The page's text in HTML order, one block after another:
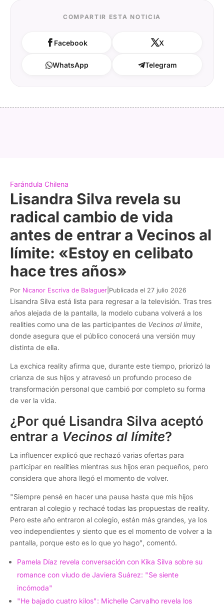
COMPARTIR ESTA NOTICIA
Facebook X
WhatsApp Telegram
Farándula Chilena
Lisandra Silva revela su
radical cambio de vida
antes de entrar a Vecinos al
límite: «Estoy en celibato
hace tres años»
Por Nicanor Escriva de Balaguer Publicada el 27 julio 2026
Lisandra Silva está lista para regresar a la televisión. Tras tres
años alejada de la pantalla, la modelo cubana volverá a los
realities como una de las participantes de Vecinos al límite,
donde asegura que el público conocerá una versión muy
distinta de ella.
La exchica reality afirma que, durante este tiempo, priorizó la
crianza de sus hijos y atravesó un profundo proceso de
transformación personal que cambió por completo su forma
de ver la vida.
¿Por qué Lisandra Silva aceptó
entrar a Vecinos al límite?
La influencer explicó que rechazó varias ofertas para
participar en realities mientras sus hijos eran pequeños, pero
considera que ahora llegó el momento de volver.
"Siempre pensé en hacer una pausa hasta que mis hijos
entraran al colegio y rechacé todas las propuestas de reality.
Pero este año entraron al colegio, están más grandes, ya los
veo independientes y siento que es el momento de volver a la
pantalla, porque esto es lo que yo hago", comentó.
Pamela Díaz revela conversación con Kika Silva sobre su
romance con viudo de Javiera Suárez: "Se siente
incómoda"
"He bajado cuatro kilos": Michelle Carvalho revela los